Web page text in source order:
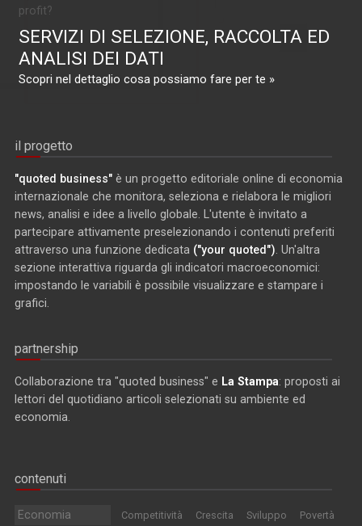
profit?
SERVIZI DI SELEZIONE, RACCOLTA ED
ANALISI DEI DATI
Scopri nel dettaglio cosa possiamo fare per te »
il progetto
"quoted business" è un progetto editoriale online di economia
internazionale che monitora, seleziona e rielabora le migliori
news, analisi e idee a livello globale. L'utente è invitato a
partecipare attivamente preselezionando i contenuti preferiti
attraverso una funzione dedicata ("your quoted"). Un'altra
sezione interattiva riguarda gli indicatori macroeconomici:
impostando le variabili è possibile visualizzare e stampare i
grafici.
partnership
Collaborazione tra "quoted business" e La Stampa: proposti ai
lettori del quotidiano articoli selezionati su ambiente ed
economia.
contenuti
Economia Competitività Crescita Sviluppo Povertà